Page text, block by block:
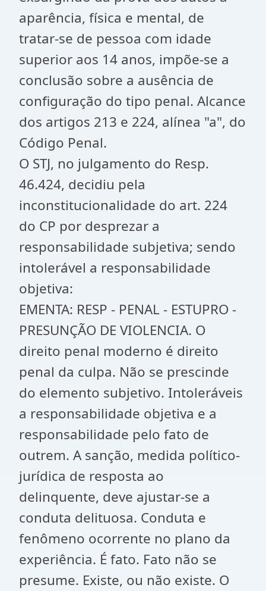
aparência, física e mental, de
tratar-se de pessoa com idade
superior aos 14 anos, impõe-se a
conclusão sobre a ausência de
configuração do tipo penal. Alcance
dos artigos 213 e 224, alínea "a", do
Código Penal.
O STJ, no julgamento do Resp.
46.424, decidiu pela
inconstitucionalidade do art. 224
do CP por desprezar a
responsabilidade subjetiva; sendo
intolerável a responsabilidade
objetiva:
EMENTA: RESP - PENAL - ESTUPRO -
PRESUNÇÃO DE VIOLENCIA. O
direito penal moderno é direito
penal da culpa. Não se prescinde
do elemento subjetivo. Intoleráveis
a responsabilidade objetiva e a
responsabilidade pelo fato de
outrem. A sanção, medida político-
jurídica de resposta ao
delinquente, deve ajustar-se a
conduta delituosa. Conduta e
fenômeno ocorrente no plano da
experiência. É fato. Fato não se
presume. Existe, ou não existe. O